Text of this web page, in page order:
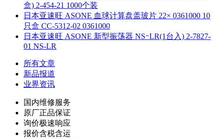
盒) 2-454-21 1000个装
日本亚速旺 ASONE 血球计算盘盖玻片 22× 0361000 10
只盒 CC-5312-02 0361000
日本亚速旺 ASONE 新型振荡器 NSｰLR(1台入) 2-7827-
01 NS-LR
所有文章
新品报道
业界资讯
国内维修服务
原厂正品保证
询价极速响应
报价含税含运